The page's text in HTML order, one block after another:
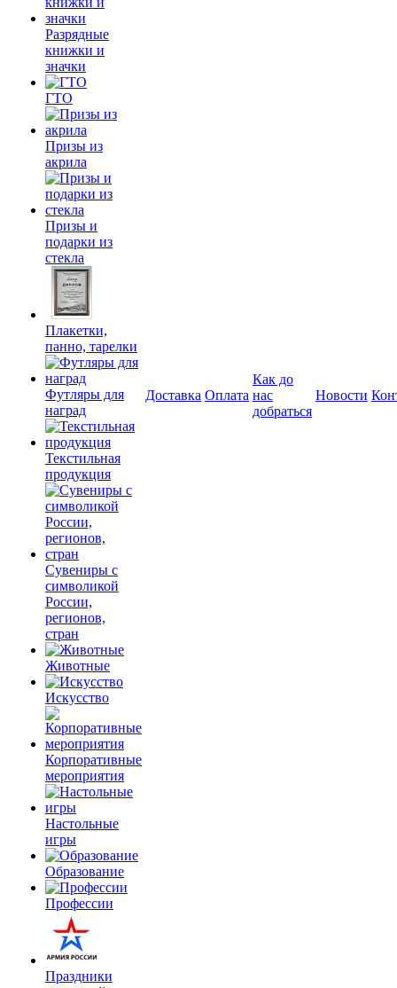
Разрядные
книжки и
значки
ГТО
Призы из
акрила
Призы и
подарки из
стекла
Плакетки,
панно, тарелки
Футляры для
наград
Текстильная
продукция
Сувениры с
символикой
России,
регионов,
стран
Животные
Искусство
Корпоративные
мероприятия
Настольные
игры
Образование
Профессии
Праздники
Доставка Оплата
Как до
нас
добраться
Новости